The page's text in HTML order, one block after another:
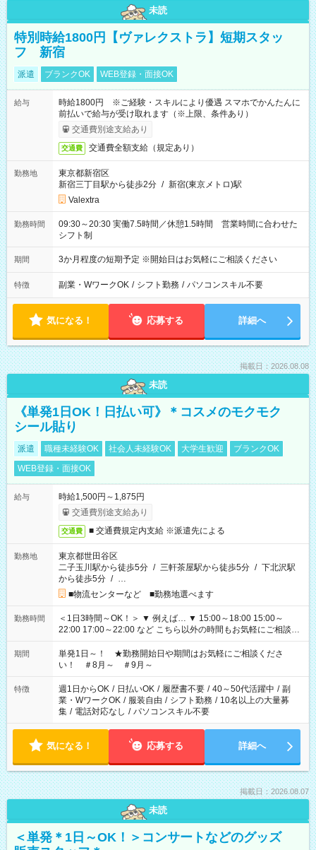
未読
特別時給1800円【ヴァレクストラ】短期スタッ
フ 新宿
派遣 ブランクOK WEB登録・面接OK
給与
時給1800円 ※ご経験・スキルにより優遇 スマホでかんたんに
前払いで給与が受け取れます（※上限、条件あり）
交通費別途支給あり
交通費 交通費全額支給（規定あり）
勤務地
東京都新宿区
新宿三丁目駅から徒歩2分 / 新宿(東京メトロ)駅
Valextra
勤務時間
09:30～20:30 実働7.5時間／休憩1.5時間 営業時間に合わせた
シフト制
期間 3か月程度の短期予定 ※開始日はお気軽にご相談ください
特徴 副業・WワークOK / シフト勤務 / パソコンスキル不要
気になる！ 応募する 詳細へ
掲載日：2026.08.08
未読
《単発1日OK！日払い可》＊コスメのモクモク
シール貼り
派遣 職種未経験OK 社会人未経験OK 大学生歓迎
ブランクOK
WEB登録・面接OK
給与
時給1,500円～1,875円
交通費別途支給あり
交通費 ■ 交通費規定内支給 ※派遣先による
勤務地
東京都世田谷区
二子玉川駅から徒歩5分 / 三軒茶屋駅から徒歩5分 / 下北沢駅
から徒歩5分 / …
■物流センターなど ■勤務地選べます
勤務時間
＜1日3時間～OK！＞ ▼ 例えば… ▼ 15:00～18:00 15:00～
22:00 17:00～22:00 など こちら以外の時間もお気軽にご相談く
ださい！
期間
単発1日～！ ★勤務開始日や期間はお気軽にご相談くださ
い！ ＃8月～ ＃9月～
特徴 週1日からOK / 日払いOK / 履歴書不要 / 40～50代活躍中 / 副
業・WワークOK / 服装自由 / シフト勤務 / 10名以上の大量募
集 / 電話対応なし / パソコンスキル不要
気になる！ 応募する 詳細へ
掲載日：2026.08.07
未読
＜単発＊1日～OK！＞コンサートなどのグッズ